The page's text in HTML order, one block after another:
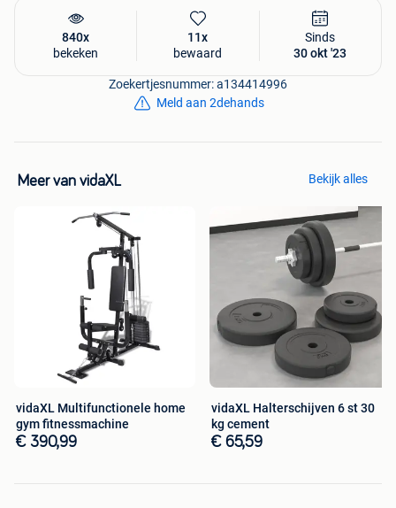
840x
bekeken
11x
bewaard
Sinds
30 okt '23
Zoekertjesnummer: a134414996
Meld aan 2dehands
Meer van vidaXL Bekijk alles
vidaXL Multifunctionele home
gym fitnessmachine
€ 390,99
vidaXL Halterschijven 6 st 30
kg cement
€ 65,59